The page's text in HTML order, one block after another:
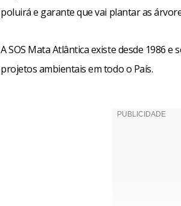
poluirá e garante que vai plantar as
A SOS Mata Atlântica existe desde 1986
projetos ambientais em todo o País.